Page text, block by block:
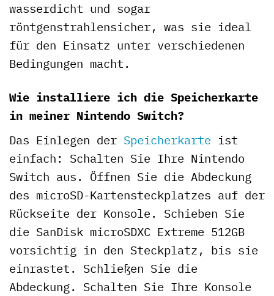
wasserdicht und sogar
röntgenstrahlensicher, was sie ideal
für den Einsatz unter verschiedenen
Bedingungen macht.
Wie installiere ich die Speicherkarte
in meiner Nintendo Switch?
Das Einlegen der Speicherkarte ist
einfach: Schalten Sie Ihre Nintendo
Switch aus. Öffnen Sie die Abdeckung
des microSD-Kartensteckplatzes auf der
Rückseite der Konsole. Schieben Sie
die SanDisk microSDXC Extreme 512GB
vorsichtig in den Steckplatz, bis sie
einrastet. Schließen Sie die
Abdeckung. Schalten Sie Ihre Konsole